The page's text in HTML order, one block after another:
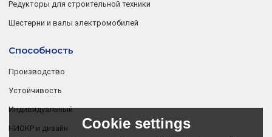
Редукторы для строительной техники
Шестерни и валы электромобилей
Способность
Производство
Устойчивость
Индивидуальный
НИОКР и дизайн Cookie settings